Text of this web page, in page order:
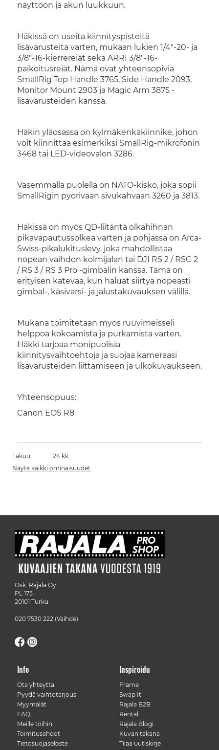
näyttöön ja akun luukkuun.
Häkissä on useita kiinnityspisteitä
lisävarusteita varten, mukaan lukien 1/4"-20- ja
3/8"-16-kierrereiät sekä ARRI 3/8"-16-
paikoitusreiät. Nämä ovat yhteensopivia
SmallRig Top Handle 3765, Side Handle 2093,
Monitor Mount 2903 ja Magic Arm 3875 -
lisävarusteiden kanssa.
Häkin yläosassa on kylmäkenkäkiinnike, johon
voit kiinnittää esimerkiksi SmallRig-mikrofonin
3468 tai LED-videovalon 3286.
Vasemmalla puolella on NATO-kisko, joka sopii
SmallRigin pyörivään sivukahvaan 3260 ja 3813.
Häkissä on myös QD-liitäntä olkahihnan
pikavapautussolkea varten ja pohjassa on Arca-
Swiss-pikalukituslevy, joka mahdollistaa
nopean vaihdon kolmijalan tai DJI RS 2 / RSC 2
/ RS 3 / RS 3 Pro -gimbalin kanssa. Tämä on
erityisen kätevää, kun haluat siirtyä nopeasti
gimbal-, käsivarsi- ja jalustakuvauksen välillä.
Mukana toimitetaan myös ruuvimeisseli
helppoa kokoamista ja purkamista varten.
Häkki tarjoaa monipuolisia
kiinnitysvaihtoehtoja ja suojaa kameraasi
lisävarusteiden liittämiseen ja ulkokuvaukseen.
Yhteensopuus:
Canon EOS R8
Takuu
24 kk
Näytä kaikki ominaisuudet
Osk. Rajala Oy
PL 175
20101 Turku
020 7530 222 (Vaihde)
Info
Ota yhteyttä
Pyydä vaihtotarjous
Myymälät
FAQ
Meille töihin
Toimitusehdot
Tietosuojaseloste
Inspiroidu
Frame
Swap It
Rajala B2B
Rental
Rajala Blogi
Kuvan takana
Tilaa uutiskirje